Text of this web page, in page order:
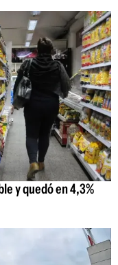
y quedó en 4,3%